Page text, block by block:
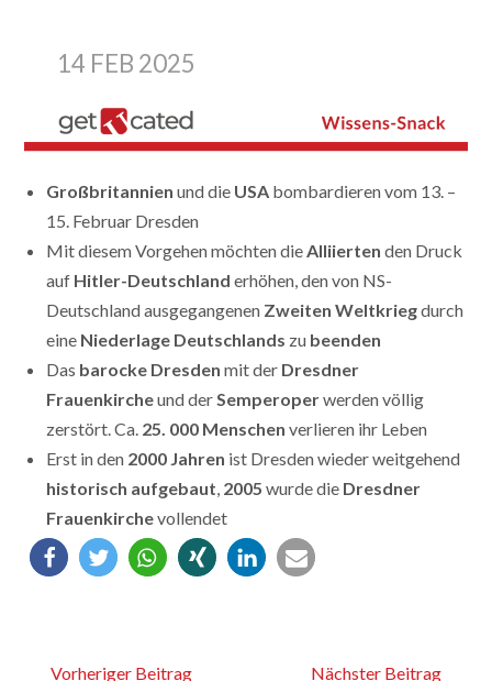
14 FEB 2025
Großbritannien und die USA bombardieren vom 13. –
15. Februar Dresden
Mit diesem Vorgehen möchten dieAlliierten den Druck
auf Hitler-Deutschland erhöhen, den von NS-
Deutschland ausgegangenen Zweiten Weltkriegdurch
eine Niederlage Deutschlands zu beenden
Das barocke Dresden mit der Dresdner
Frauenkircheund derSemperoperwerden völlig
zerstört. Ca. 25. 000 Menschen verlieren ihr Leben
Erst in den 2000 Jahren ist Dresden wieder weitgehend
historisch aufgebaut, 2005 wurde die Dresdner
Frauenkirchevollendet
Vorheriger Beitrag Nächster Beitrag